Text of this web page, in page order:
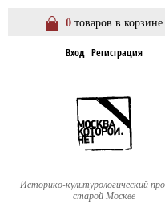
0 товаров в корзине
Вход Регистрация
Историко-культурологический
старой Москве